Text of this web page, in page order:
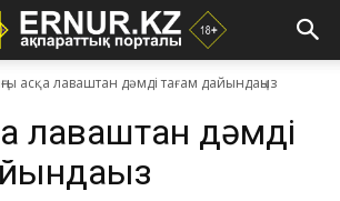
асқа лаваштан дәмді тағам дайындаңыз
лаваштан дәмді